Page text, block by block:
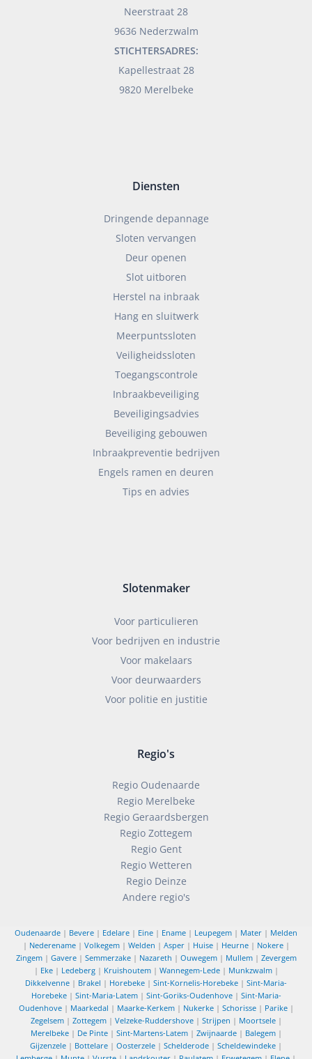
Neerstraat 28
9636 Nederzwalm
STICHTERSADRES:
Kapellestraat 28
9820 Merelbeke
Diensten
Dringende depannage
Sloten vervangen
Deur openen
Slot uitboren
Herstel na inbraak
Hang en sluitwerk
Meerpuntssloten
Veiligheidssloten
Toegangscontrole
Inbraakbeveiliging
Beveiligingsadvies
Beveiliging gebouwen
Inbraakpreventie bedrijven
Engels ramen en deuren
Tips en advies
Slotenmaker
Voor particulieren
Voor bedrijven en industrie
Voor makelaars
Voor deurwaarders
Voor politie en justitie
Regio's
Regio Oudenaarde
Regio Merelbeke
Regio Geraardsbergen
Regio Zottegem
Regio Gent
Regio Wetteren
Regio Deinze
Andere regio's
Oudenaarde | Bevere | Edelare | Eine | Ename | Leupegem | Mater | Melden
| Nederename| Volkegem| Welden | Asper| Huise| Heurne| Nokere|
Zingem| Gavere| Semmerzake| Nazareth | Ouwegem| Mullem| Zevergem
| Eke| Ledeberg| Kruishoutem| Wannegem-Lede| Munkzwalm|
Dikkelvenne | Brakel | Horebeke | Sint-Kornelis-Horebeke | Sint-Maria-
Horebeke| Sint-Maria-Latem| Sint-Goriks-Oudenhove| Sint-Maria-
Oudenhove| Maarkedal | Maarke-Kerkem| Nukerke| Schorisse| Parike|
Zegelsem| Zottegem| Velzeke-Ruddershove| Strijpen | Moortsele|
Merelbeke| De Pinte| Sint-Martens-Latem| Zwijnaarde| Balegem|
Gijzenzele | Bottelare | Oosterzele | Schelderode | Scheldewindeke |